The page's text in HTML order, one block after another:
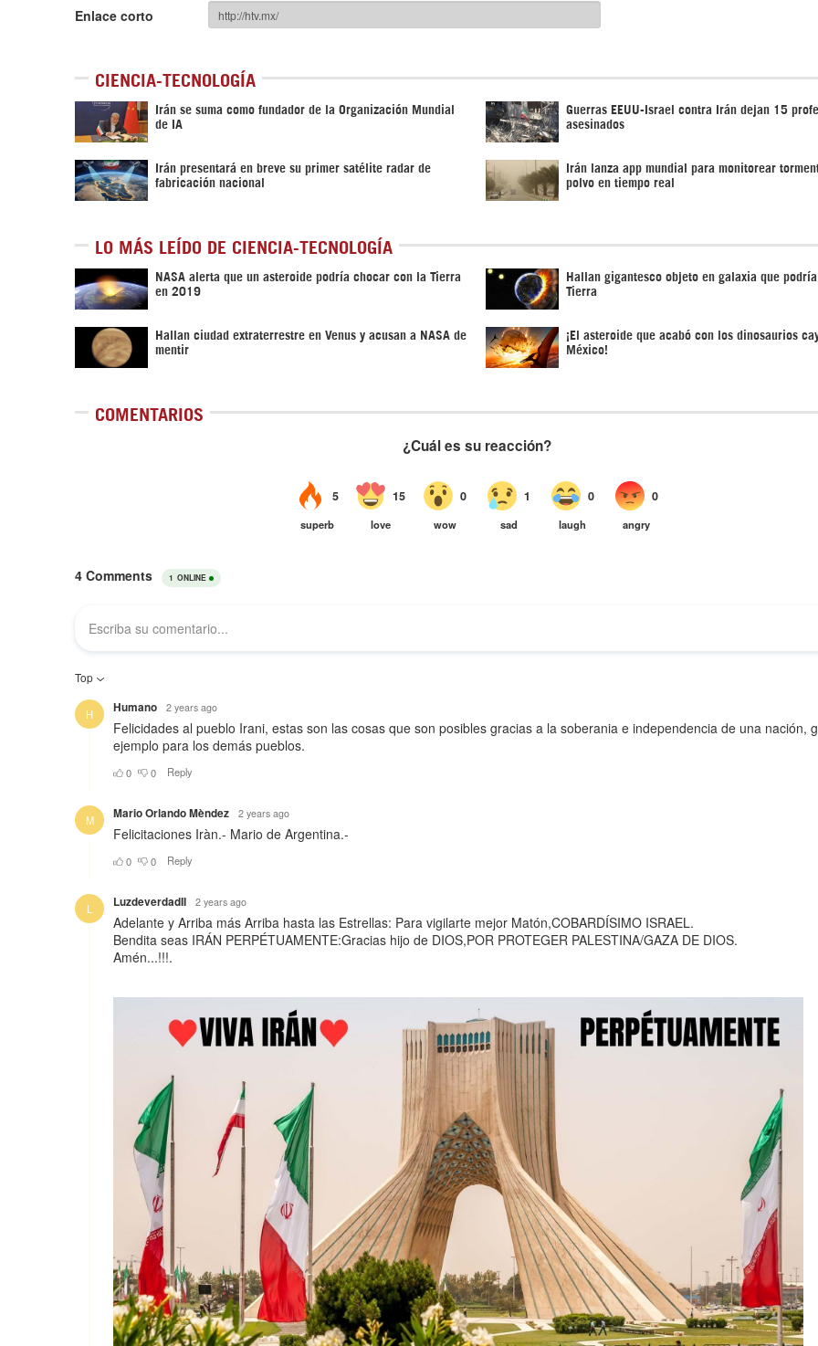
Enlace corto
CIENCIA-TECNOLOGÍA
Irán se suma como fundador de la Organización Mundial
de IA
Guerras EEUU-Israel contra Irán dejan 15
asesinados
Irán presentará en breve su primer satélite radar de
fabricación nacional
Irán lanza app mundial para monitorear
polvo en tiempo real
LO MÁS LEÍDO DE CIENCIA-TECNOLOGÍA
NASA alerta que un asteroide podría chocar con la Tierra
en 2019
Hallan gigantesco objeto en galaxia que
Tierra
Hallan ciudad extraterrestre en Venus y acusan a NASA de
mentir
¡El asteroide que acabó con los dinosaurios
México!
COMENTARIOS